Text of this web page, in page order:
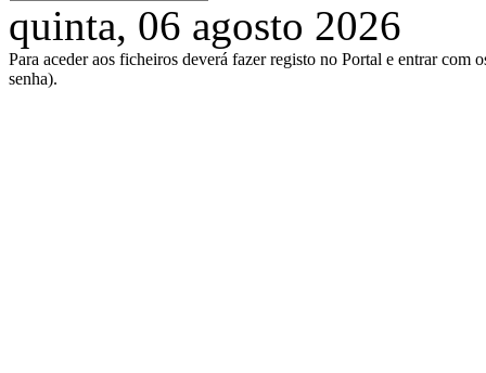
quinta, 06 agosto 2026
Para aceder aos ficheiros deverá fazer registo no Portal e entrar com
senha).